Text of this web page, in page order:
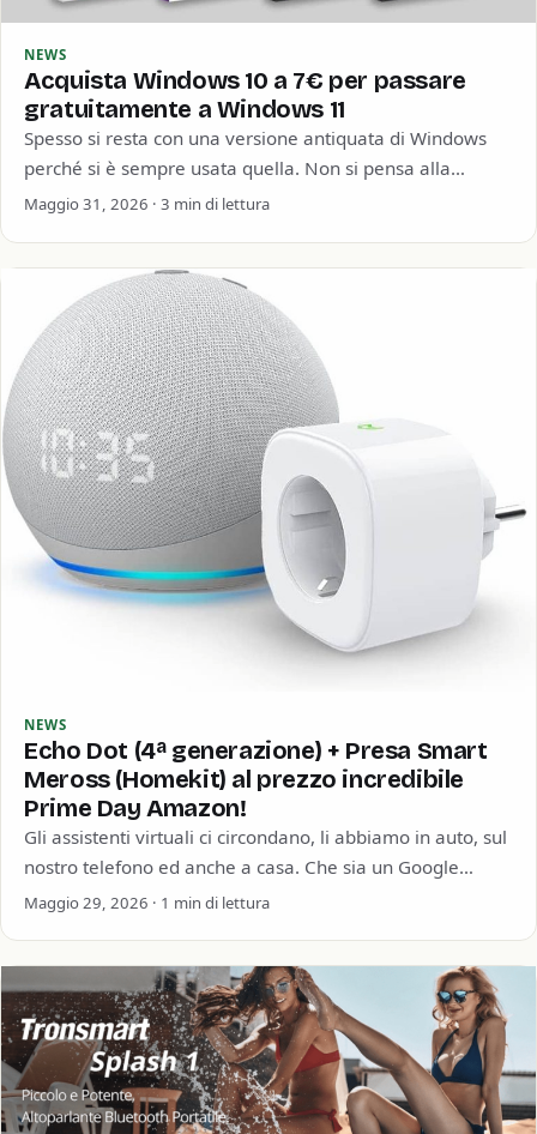
NEWS
Acquista Windows 10 a 7€ per passare
gratuitamente a Windows 11
Spesso si resta con una versione antiquata di Windows
perché si è sempre usata quella. Non si pensa alla
sicurezza informatica o…
Maggio 31, 2026 · 3 min di lettura
NEWS
Echo Dot (4ª generazione) + Presa Smart
Meross (Homekit) al prezzo incredibile
Prime Day Amazon!
Gli assistenti virtuali ci circondano, li abbiamo in auto, sul
nostro telefono ed anche a casa. Che sia un Google
Home, un…
Maggio 29, 2026 · 1 min di lettura